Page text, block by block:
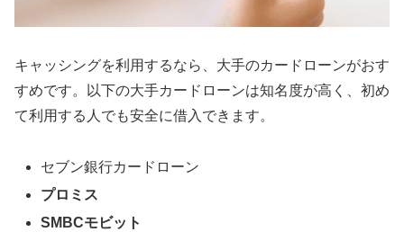
キャッシングを利用するなら、大手のカードローンがおす
すめです。以下の大手カードローンは知名度が高く、初め
て利用する人でも安全に借入できます。
セブン銀行カードローン
プロミス
SMBCモビット